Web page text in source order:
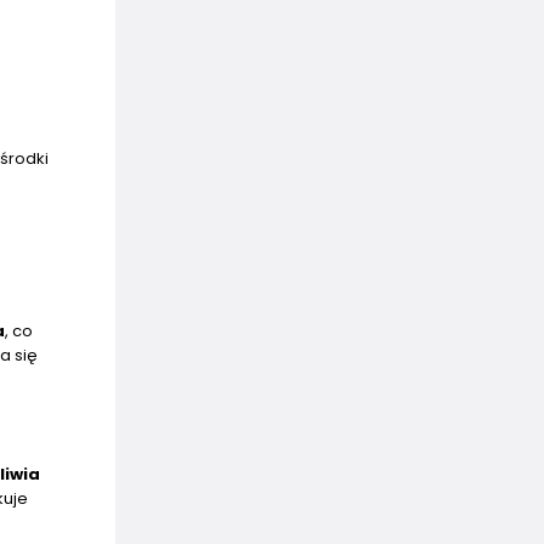
, co
się